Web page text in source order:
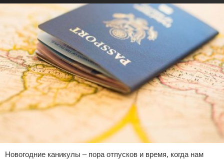
Новогодние каникулы – пора отпусков и время, когда нам